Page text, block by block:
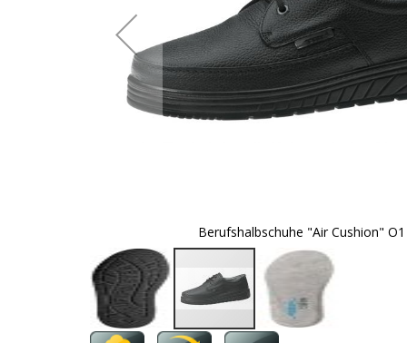
Berufshalbschuhe "Air Cushion" O1
Zum